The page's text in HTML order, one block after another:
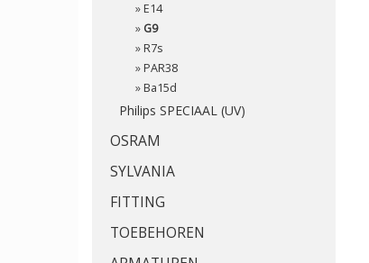
»E14
» G9
»R7s
»PAR38
»Ba15d
Philips SPECIAAL (UV)
OSRAM
SYLVANIA
FITTING
TOEBEHOREN